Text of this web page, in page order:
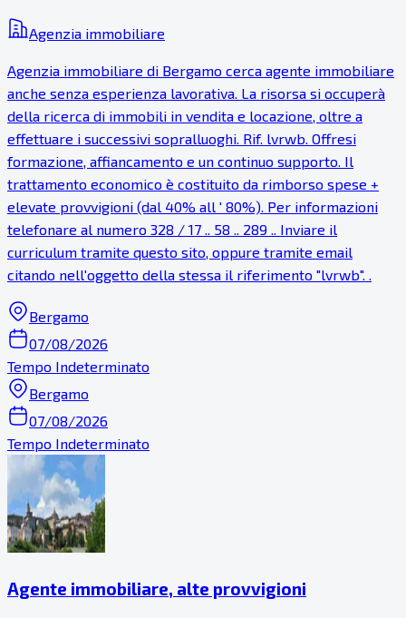
Agenzia immobiliare
Agenzia immobiliare di Bergamo cerca agente immobiliare
anche senza esperienza lavorativa. La risorsa si occuperà
della ricerca di immobili in vendita e locazione, oltre a
effettuare i successivi sopralluoghi. Rif. lvrwb. Offresi
formazione, affiancamento e un continuo supporto. Il
trattamento economico è costituito da rimborso spese +
elevate provvigioni (dal 40% all ' 80%). Per informazioni
telefonare al numero 328 / 17 .. 58 .. 289 .. Inviare il
curriculum tramite questo sito, oppure tramite email
citando nell'oggetto della stessa il riferimento "lvrwb". .
Bergamo
07/08/2026
Tempo Indeterminato
Bergamo
07/08/2026
Tempo Indeterminato
Agente immobiliare, alte provvigioni